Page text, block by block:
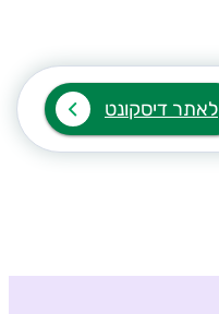
לאתר דיסקונט